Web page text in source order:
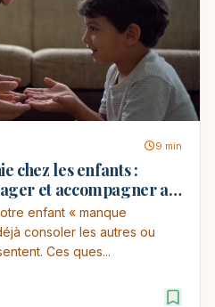
9 min
chez les enfants :
et accompagner au
enfant « manque
consoler les autres ou
Ces ques...